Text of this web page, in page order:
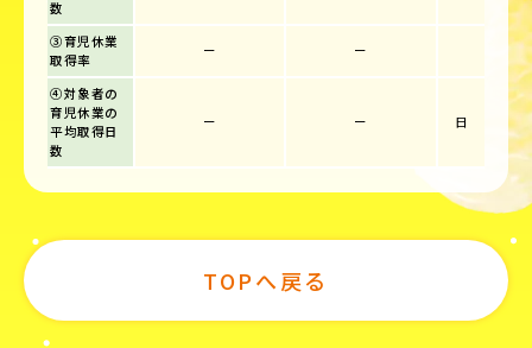
数
③育児休業
取得率
ー ー
④対象者の
育児休業の
平均取得日
数
ー ー 日
TOPへ戻る